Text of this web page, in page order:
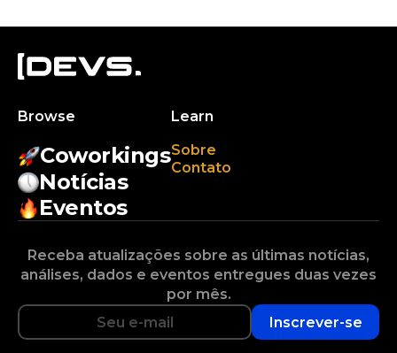
Browse
Coworkings
Notícias
Eventos
Learn
Sobre
Contato
Receba atualizações sobre as últimas notícias,
análises, dados e eventos entregues duas vezes
por mês.
Inscrever-se